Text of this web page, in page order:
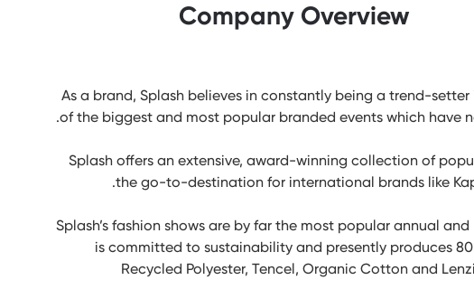
Company Overview
As a brand, Splash believes in constantly being a trend-
of the biggest and most popular branded events which have
Splash offers an extensive, award-winning collection of
the go-to-destination for international brands like
Splash’s fashion shows are by far the most popular annual
is committed to sustainability and presently produces
Recycled Polyester, Tencel, Organic Cotton and